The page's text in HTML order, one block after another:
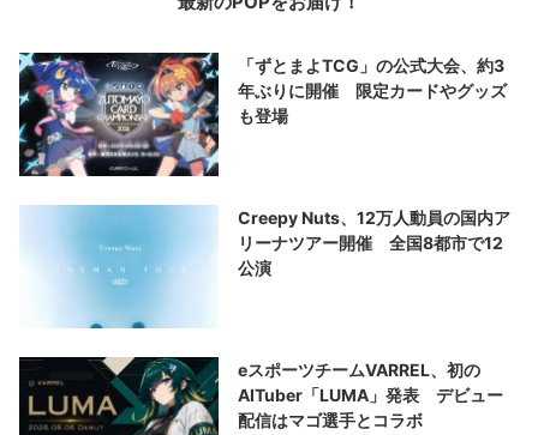
「ずとまよTCG」の公式大会、約3
年ぶりに開催 限定カードやグッズ
も登場
Creepy Nuts、12万人動員の国内ア
リーナツアー開催 全国8都市で12
公演
eスポーツチームVARREL、初の
AITuber「LUMA」発表 デビュー
配信はマゴ選手とコラボ